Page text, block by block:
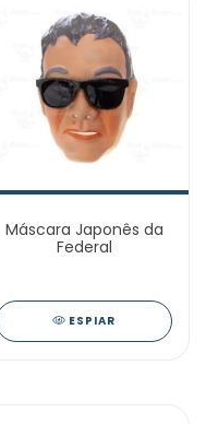
Máscara Japonês da
Federal
ESPIAR